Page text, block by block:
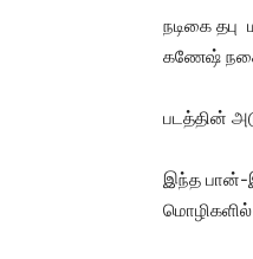
நடிகை தபு
கணேஷ்
படத்தின்
இந்த பான்-
மொழிகளில்